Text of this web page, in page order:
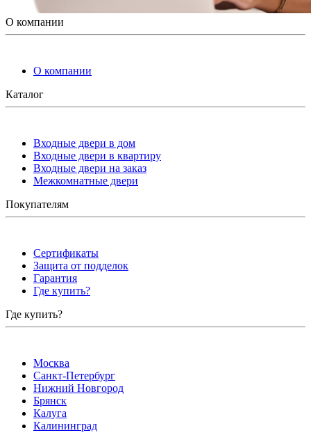
О компании
О компании
Каталог
Входные двери в дом
Входные двери в квартиру
Входные двери на заказ
Межкомнатные двери
Покупателям
Сертификаты
Защита от подделок
Гарантия
Где купить?
Где купить?
Москва
Санкт-Петербург
Нижний Новгород
Брянск
Калуга
Калининград